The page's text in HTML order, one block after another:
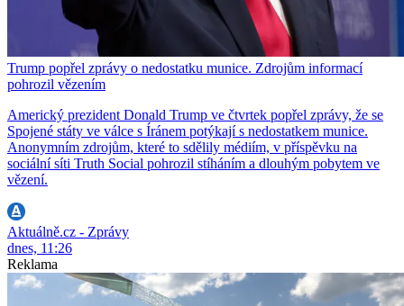
Trump popřel zprávy o nedostatku munice. Zdrojům informací
pohrozil vězením
Americký prezident Donald Trump ve čtvrtek popřel zprávy, že se
Spojené státy ve válce s Íránem potýkají s nedostatkem munice.
Anonymním zdrojům, které to sdělily médiím, v příspěvku na
sociální síti Truth Social pohrozil stíháním a dlouhým pobytem ve
vězení.
Aktuálně.cz - Zprávy
dnes, 11:26
Reklama